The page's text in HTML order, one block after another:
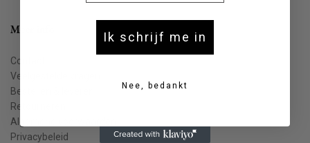
Meer info
Contact
Veelgestelde vragen
Bestellen & leveren
Retourneren
Algemene voorwaarden
Privacybeleid
Ik schrijf me in
Nee, bedankt